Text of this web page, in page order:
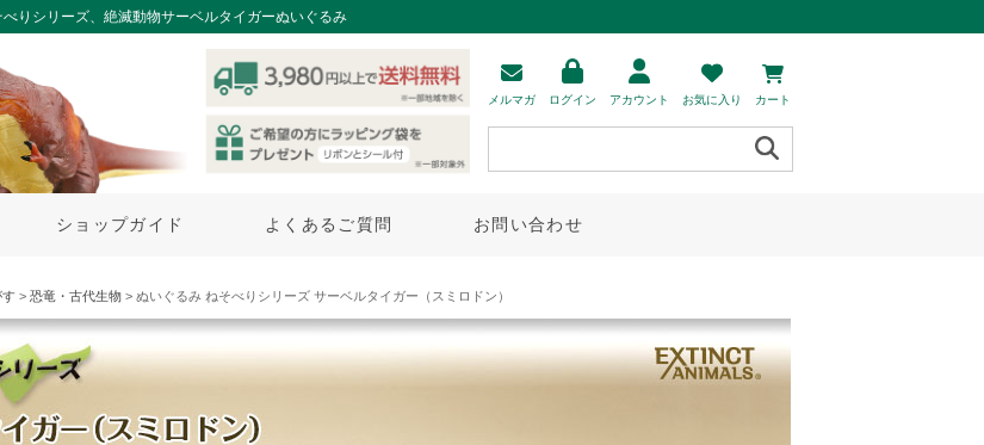
りシリーズ、絶滅動物サーベルタイガーぬいぐるみ
メルマガ ログイン アカウント お気に入り カート
ショップガイド よくあるご質問 お問い合わせ
す > 恐竜・古代生物 > ぬいぐるみ ねそべりシリーズ サーベルタイガー（スミロドン）